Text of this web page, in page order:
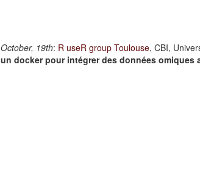
October, 19th: R useR group Toulouse, CBI,
un docker pour intégrer des données omiques